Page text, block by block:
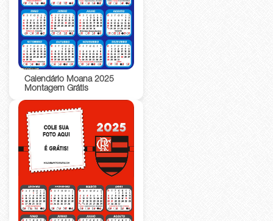
Calendário Moana 2025
Montagem Grátis